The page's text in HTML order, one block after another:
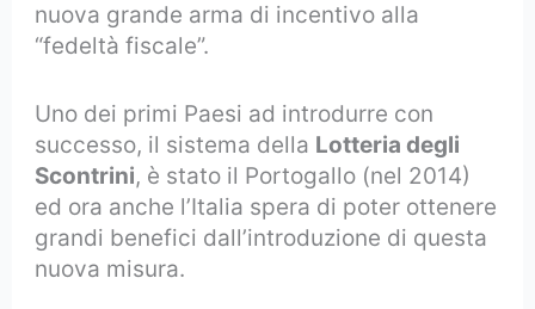
nuova grande arma di incentivo alla
“fedeltà fiscale”.
Uno dei primi Paesi ad introdurre con
successo, il sistema della Lotteria degli
Scontrini, è stato il Portogallo (nel 2014)
ed ora anche l’Italia spera di poter ottenere
grandi benefici dall’introduzione di questa
nuova misura.